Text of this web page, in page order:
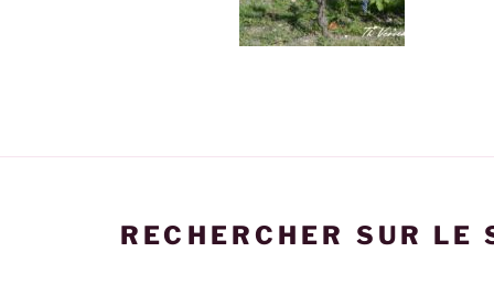
RECHERCHER SUR LE